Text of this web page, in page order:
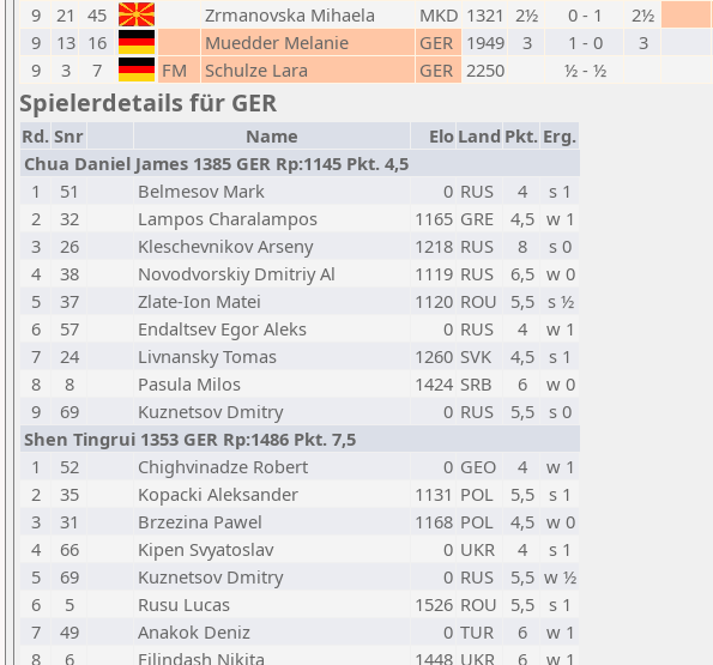
9
21 45 Zrmanovska Mihaela MKD 1321 2½ 0 - 1 2½
9
13 16 Muedder Melanie GER 1949 3 1 - 0 3
9
3 7 FM Schulze Lara GER 2250 ½ - ½
Spielerdetails für GER
Rd. Snr Name Elo Land Pkt. Erg.
Chua Daniel James 1385 GER Rp:1145 Pkt. 4,5
1
51 Belmesov Mark 0 RUS 4
s 1
2
32 Lampos Charalampos 1165 GRE 4,5 w 1
3
26 Kleschevnikov Arseny 1218 RUS 8
s 0
4
38 Novodvorskiy Dmitriy Al 1119 RUS 6,5 w 0
5
37 Zlate-Ion Matei 1120 ROU 5,5
s ½
6
57 Endaltsev Egor Aleks 0 RUS 4
w 1
7
24 Livnansky Tomas 1260 SVK 4,5
s 1
8
8 Pasula Milos 1424 SRB 6
w 0
9
69 Kuznetsov Dmitry 0 RUS 5,5
s 0
Shen Tingrui 1353 GER Rp:1486 Pkt. 7,5
1
52 Chighvinadze Robert 0 GEO 4
w 1
2
35 Kopacki Aleksander 1131 POL 5,5
s 1
3
31 Brzezina Pawel 1168 POL 4,5 w 0
4
66 Kipen Svyatoslav 0 UKR 4
s 1
5
69 Kuznetsov Dmitry 0 RUS 5,5 w ½
6
5 Rusu Lucas 1526 ROU 5,5
s 1
7
49 Anakok Deniz 0 TUR 6
w 1
8
6 Filindash Nikita 1448 UKR 6
w 1